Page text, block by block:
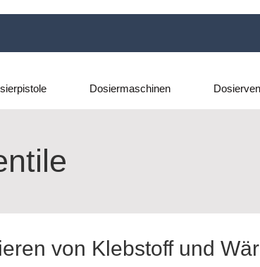
Dosiermaschinen
von Klebstoff und